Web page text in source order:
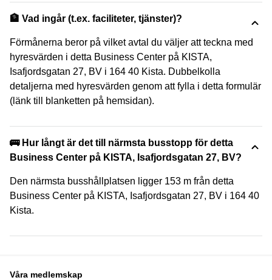
🏦 Vad ingår (t.ex. faciliteter, tjänster)?
Förmånerna beror på vilket avtal du väljer att teckna med
hyresvärden i detta Business Center på KISTA,
Isafjordsgatan 27, BV i 164 40 Kista. Dubbelkolla
detaljerna med hyresvärden genom att fylla i detta formulär
(länk till blanketten på hemsidan).
🚌 Hur långt är det till närmsta busstopp för detta
Business Center på KISTA, Isafjordsgatan 27, BV?
Den närmsta busshållplatsen ligger 153 m från detta
Business Center på KISTA, Isafjordsgatan 27, BV i 164 40
Kista.
Våra medlemskap